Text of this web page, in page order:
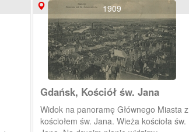
1909
Gdańsk, Kościół św. Jana
Widok na panoramę Głównego Miasta z
kościołem św. Jana. Wieża kościoła św.